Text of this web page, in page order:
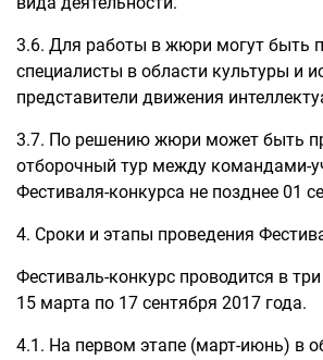
3.6. Для работы в жюри могут быть
специалисты в области культуры и
представители движения
3.7. По решению жюри может быть
отборочный тур между командами-
Фестиваля-конкурса не позднее 01
4. Сроки и этапы проведения
Фестиваль-конкурс проводится в
15 марта по 17 сентября 2017 года.
4.1. На первом этапе (март-июнь) в